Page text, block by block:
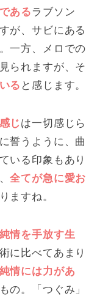
ある ラブソン
が、サビにある
一方、メロでの
られますが、そ
る と感じます。
じ は一切感じら
誓うように、曲
いる印象もあり
全てが急に愛お
ますね。
純情を手放す生
に比べてあまり
純情には力があ
の。「つぐみ」